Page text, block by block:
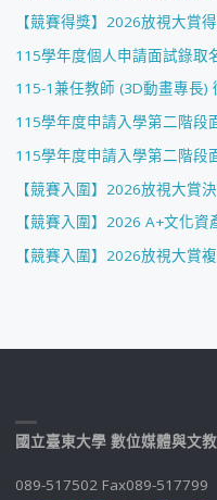
【競賽得獎】2026放視大賞
115學年度個人申請面試錄取
115-1兼任教師 (3D動畫專長)
115學年度申請入學第二階段
115學年度申請入學第二階段
【競賽入圍】2026放視大賞
【競賽入圍】2026 A+文化
【競賽入圍】2026放視大賞
國立臺東大學 數位媒體與文
089-517502 Fax089-517799